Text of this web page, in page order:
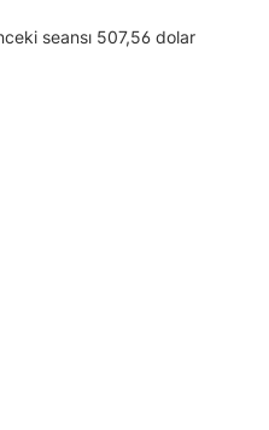
seansı 507,56 dolar